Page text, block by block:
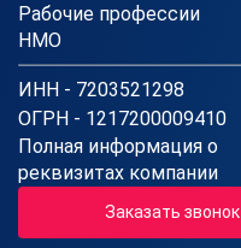
Рабочие профессии
НМО
ИНН - 7203521298
ОГРН - 1217200009410
Полная информация о
реквизитах компании
Заказать звонок